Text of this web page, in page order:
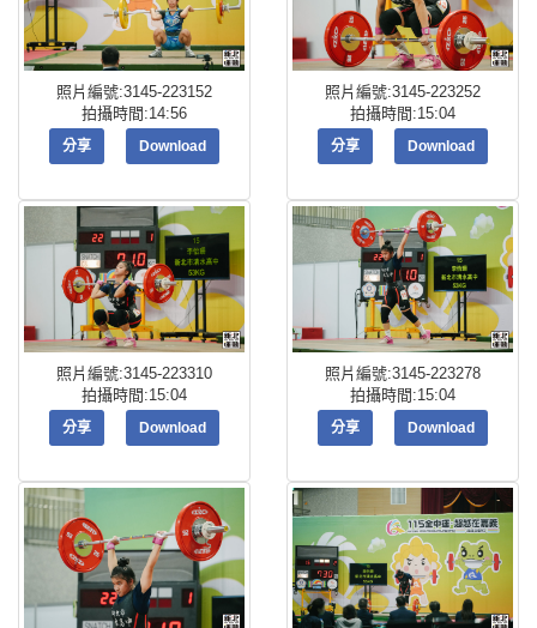
照片編號:3145-223152
拍攝時間:14:56
分享 Download
照片編號:3145-223252
拍攝時間:15:04
分享 Download
照片編號:3145-223310
拍攝時間:15:04
分享 Download
照片編號:3145-223278
拍攝時間:15:04
分享 Download